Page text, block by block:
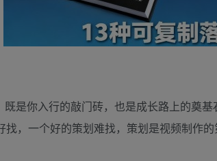
既是你入行的敲门砖，也是成长路上的奠
找，一个好的策划难找，策划是视频制作